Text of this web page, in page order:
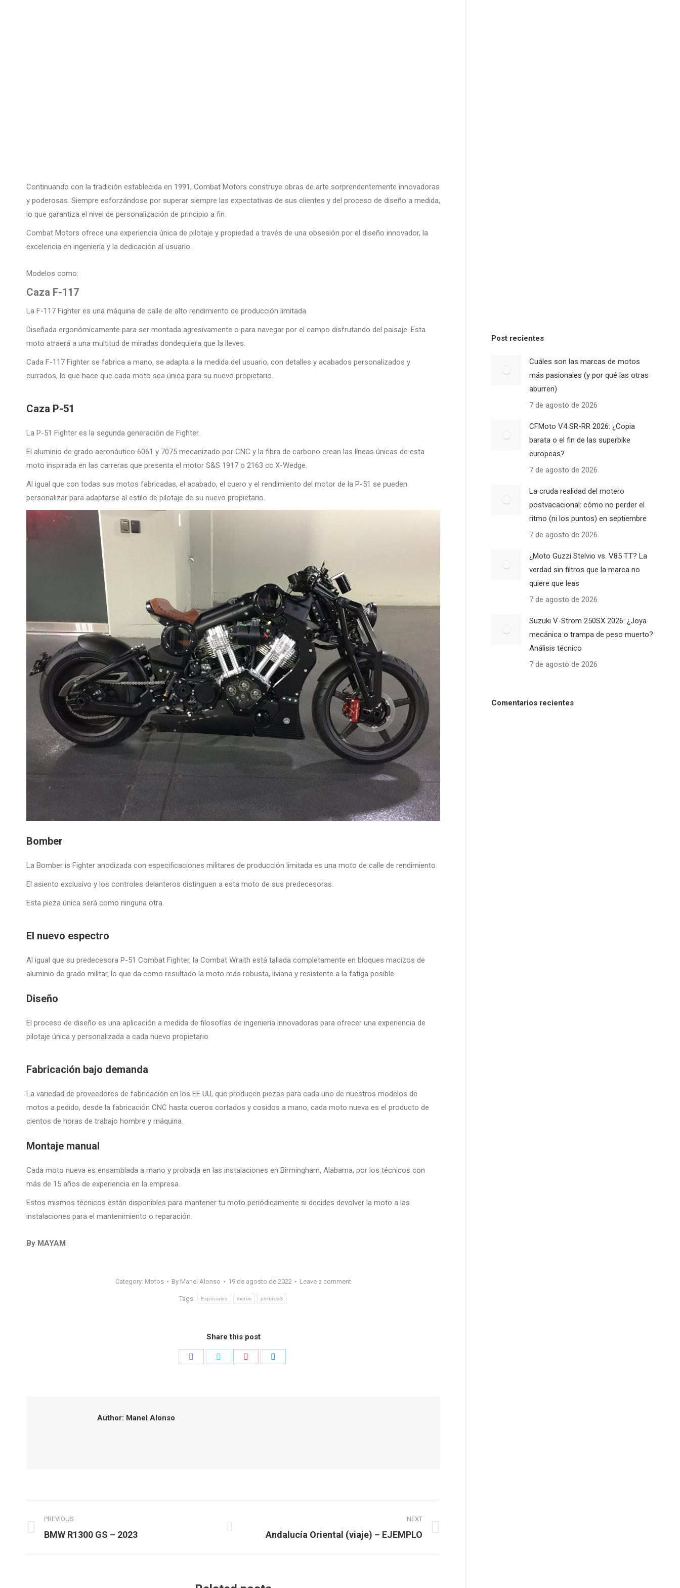
Continuando con la tradición establecida en 1991, Combat Motors construye obras de arte sorprendentemente innovadoras
y poderosas. Siempre esforzándose por superar siempre las expectativas de sus clientes y del proceso de diseño a medida,
lo que garantiza el nivel de personalización de principio a fin.
​Combat Motors ofrece una experiencia única de pilotaje y propiedad a través de una obsesión por el diseño innovador, la
excelencia en ingeniería y la dedicación al usuario.
Modelos como:
Caza F-117
​La F-117 Fighter es una máquina de calle de alto rendimiento de producción limitada.
Diseñada ergonómicamente para ser montada agresivamente o para navegar por el campo disfrutando del paisaje. Esta
moto atraerá a una multitud de miradas dondequiera que la lleves.
Cada F-117 Fighter se fabrica a mano, se adapta a la medida del usuario, con detalles y acabados personalizados y
currados, lo que hace que cada moto sea única para su nuevo propietario.
Caza P-51​
​La P-51 Fighter es la segunda generación de Fighter.
El aluminio de grado aeronáutico 6061 y 7075 mecanizado por CNC y la fibra de carbono crean las líneas únicas de esta
moto inspirada en las carreras que presenta el motor S&S 1917 o 2163 cc X-Wedge.
Al igual que con todas sus motos fabricadas, el acabado, el cuero y el rendimiento del motor de la P-51 se pueden
personalizar para adaptarse al estilo de pilotaje de su nuevo propietario.
Bomber
​La Bomber is Fighter anodizada con especificaciones militares de producción limitada es una moto de calle de rendimiento.
El asiento exclusivo y los controles delanteros distinguen a esta moto de sus predecesoras.
Esta pieza única será como ninguna otra.
El nuevo espectro
​Al igual que su predecesora P-51 Combat Fighter, la Combat Wraith está tallada completamente en bloques macizos de
aluminio de grado militar, lo que da como resultado la moto más robusta, liviana y resistente a la fatiga posible.
Diseño
​El proceso de diseño es una aplicación a medida de filosofías de ingeniería innovadoras para ofrecer una experiencia de
pilotaje única y personalizada a cada nuevo propietario
Fabricación bajo demanda
La variedad de proveedores de fabricación en los EE UU, que producen piezas para cada uno de nuestros modelos de
motos a pedido, desde la fabricación CNC hasta cueros cortados y cosidos a mano, cada moto nueva es el producto de
cientos de horas de trabajo hombre y máquina.
Montaje manual
Cada moto nueva es ensamblada a mano y probada en las instalaciones en Birmingham, Alabama, por los técnicos con
más de 15 años de experiencia en la empresa.
​Estos mismos técnicos están disponibles para mantener tu moto periódicamente si decides devolver la moto a las
instalaciones para el mantenimiento o reparación.
By MAYAM
Category: Motos By Manel Alonso 19 de agosto de 2022 Leave a comment
Tags: Especiales motos portada3
Share this post
Author: Manel Alonso
navigation
PREVIOUS
Previous
BMW R1300 GS – 2023
NEXT
NextAndalucía Oriental (viaje) – EJEMPLO
Post recientes
Cuáles son las marcas de motos
más pasionales (y por qué las otras
aburren)
7 de agosto de 2026
CFMoto V4 SR-RR 2026: ¿Copia
barata o el fin de las superbike
europeas?
7 de agosto de 2026
La cruda realidad del motero
postvacacional: cómo no perder el
ritmo (ni los puntos) en septiembre
7 de agosto de 2026
¿Moto Guzzi Stelvio vs. V85 TT? La
verdad sin filtros que la marca no
quiere que leas
7 de agosto de 2026
Suzuki V-Strom 250SX 2026: ¿Joya
mecánica o trampa de peso muerto?
Análisis técnico
7 de agosto de 2026
Comentarios recientes